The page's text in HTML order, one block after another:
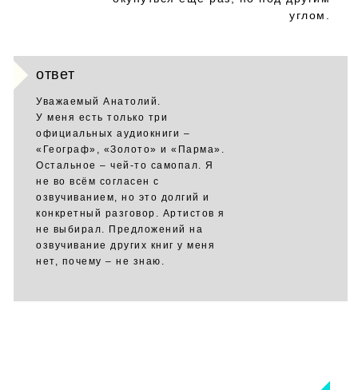
углом.
ответ
Уважаемый Анатолий.
У меня есть только три
официальных аудиокниги –
«Географ», «Золото» и «Парма».
Остальное – чей-то самопал. Я
не во всём согласен с
озвучиванием, но это долгий и
конкретный разговор. Артистов я
не выбирал. Предложений на
озвучивание других книг у меня
нет, почему – не знаю.